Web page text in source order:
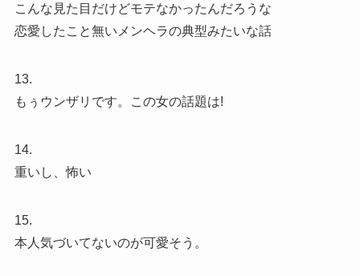
こんな見た目だけどモテなかったんだろうな
恋愛したこと無いメンヘラの典型みたいな話
13.
もぅウンザリです。この女の話題は!
14.
重いし、怖い
15.
本人気づいてないのが可愛そう。